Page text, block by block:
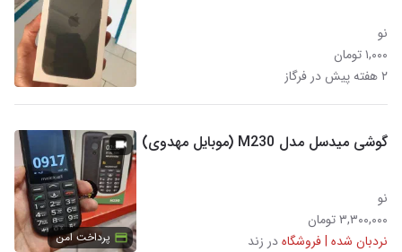
نو
۱,۰۰۰ تومان
۲ هفته پیش در فرگاز
گوشی میدسل مدل M230 (موبایل مهدوی)
نو
۳,۳۰۰,۰۰۰ تومان
نردبان شده | فروشگاهدر زند پرداخت امن